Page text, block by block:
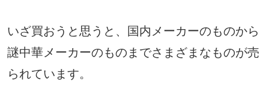
いざ買おうと思うと、国内メーカーのものから
謎中華メーカーのものまでさまざまなものが売
られています。